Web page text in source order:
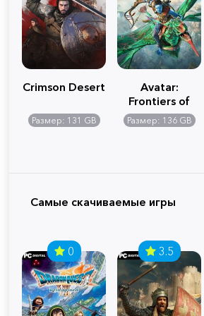
Crimson Desert
Размер: 131 GB
Avatar:
Frontiers of
Pandora
Размер: 136 GB
Самые скачиваемые игры
0 3.5